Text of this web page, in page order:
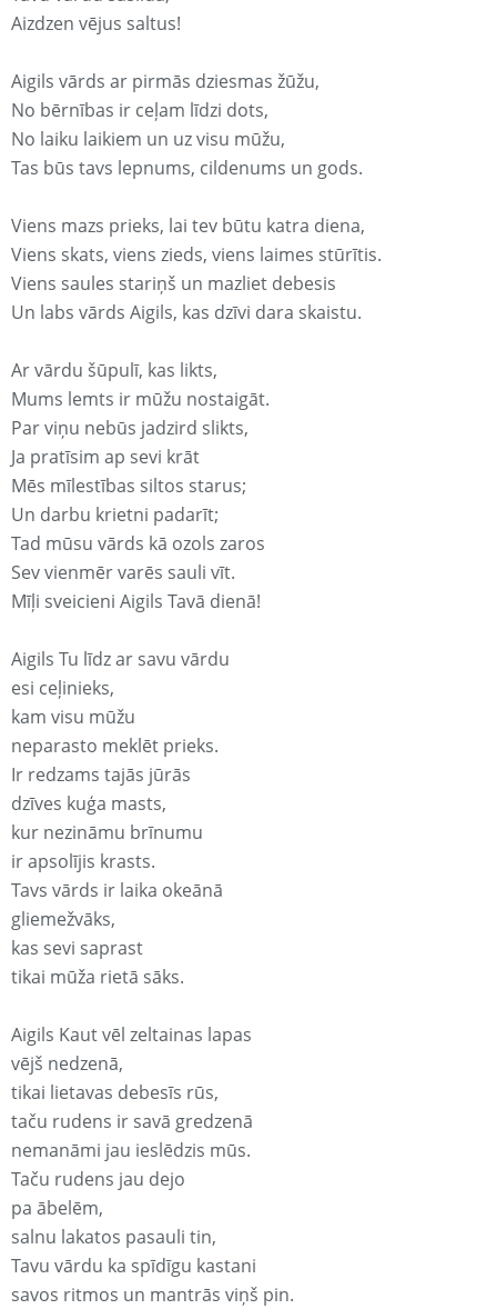
Aizdzen vējus saltus!
Aigils vārds ar pirmās dziesmas žūžu,
No bērnības ir ceļam līdzi dots,
No laiku laikiem un uz visu mūžu,
Tas būs tavs lepnums, cildenums un gods.
Viens mazs prieks, lai tev būtu katra diena,
Viens skats, viens zieds, viens laimes stūrītis.
Viens saules stariņš un mazliet debesis
Un labs vārds Aigils, kas dzīvi dara skaistu.
Ar vārdu šūpulī, kas likts,
Mums lemts ir mūžu nostaigāt.
Par viņu nebūs jadzird slikts,
Ja pratīsim ap sevi krāt
Mēs mīlestības siltos starus;
Un darbu krietni padarīt;
Tad mūsu vārds kā ozols zaros
Sev vienmēr varēs sauli vīt.
Mīļi sveicieni Aigils Tavā dienā!
Aigils Tu līdz ar savu vārdu
esi ceļinieks,
kam visu mūžu
neparasto meklēt prieks.
Ir redzams tajās jūrās
dzīves kuģa masts,
kur nezināmu brīnumu
ir apsolījis krasts.
Tavs vārds ir laika okeānā
gliemežvāks,
kas sevi saprast
tikai mūža rietā sāks.
Aigils Kaut vēl zeltainas lapas
vējš nedzenā,
tikai lietavas debesīs rūs,
taču rudens ir savā gredzenā
nemanāmi jau ieslēdzis mūs.
Taču rudens jau dejo
pa ābelēm,
salnu lakatos pasauli tin,
Tavu vārdu ka spīdīgu kastani
savos ritmos un mantrās viņš pin.